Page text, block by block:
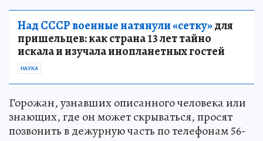
Над СССР военные натянули «сетку»для
пришельцев: как страна 13 лет тайно
искала и изучала инопланетных гостей
НАУКА
Горожан, узнавших описанного человека или
знающих, где он может скрываться, просят
позвонить в дежурную часть по телефонам 56-